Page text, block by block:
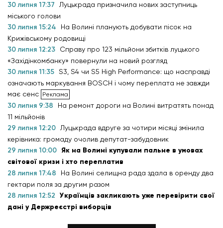
30 липня 17:37
Луцькрада призначила нових заступниць
міського голови
30 липня 15:24
На Волині планують добувати пісок на
Крижівському родовищі
30 липня 12:23
Справу про 123 мільйони збитків луцького
«Західінкомбанку» повернули на новий розгляд
30 липня 11:35 S3, S4 чи S5 High Performance: що насправді
означають маркування BOSCH і чому переплата не завжди
має сенс
30 липня 9:38
На ремонт дороги на Волині витратять понад
11 мільйонів
29 липня 12:20
Луцькрада вдруге за чотири місяці змінила
керівника: громаду очолив депутат-забудовник
29 липня 10:00 Як на Волині купували пальне в умовах
світової кризи і хто переплатив
28 липня 17:48
На Волині селищна рада здала в оренду два
гектари поля за другим разом
28 липня 12:52 Українців закликають уже перевірити свої
дані у Держреєстрі виборців